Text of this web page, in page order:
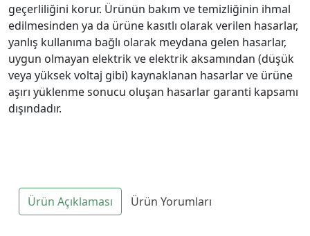
geçerliliğini korur. Ürünün bakım ve temizliğinin ihmal
edilmesinden ya da ürüne kasıtlı olarak verilen hasarlar,
yanlış kullanıma bağlı olarak meydana gelen hasarlar,
uygun olmayan elektrik ve elektrik aksamından (düşük
veya yüksek voltaj gibi) kaynaklanan hasarlar ve ürüne
aşırı yüklenme sonucu oluşan hasarlar garanti kapsamı
dışındadır.
Ürün Açıklaması Ürün Yorumları